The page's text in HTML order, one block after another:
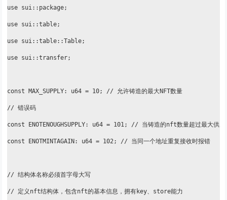
use sui::package;
use sui::table;
use sui::table::Table;
use sui::transfer;
const MAX_SUPPLY: u64 = 10; // 允许铸造的最大NFT数量
// 错误码
const ENOTENOUGHSUPPLY: u64 = 101; // 当铸造的nft数量超过最大供应
const ENOTMINTAGAIN: u64 = 102; // 当同一个地址重复接收时报错
// 结构体名称必须首字母大写
// 定义nft结构体，包含nft的基本信息，拥有key、store能力